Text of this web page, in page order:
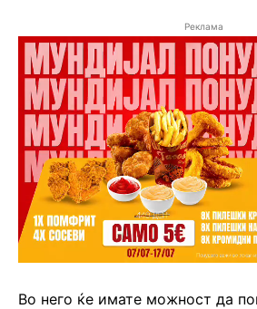
Реклама
Во него ќе имате можност да